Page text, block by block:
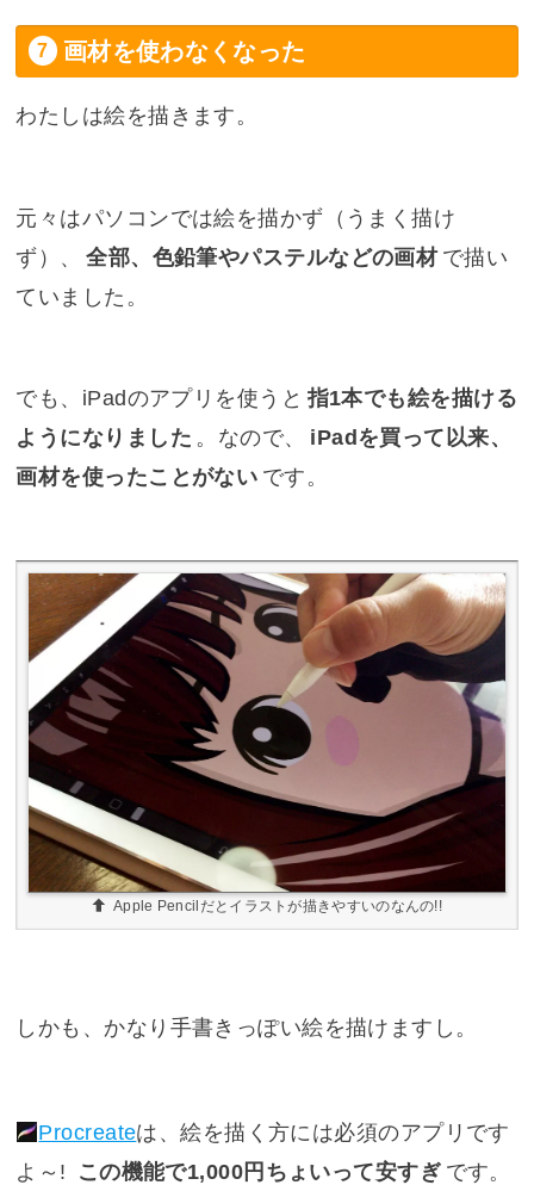
画材を使わなくなった
わたしは絵を描きます。
元々はパソコンでは絵を描かず（うまく描け
ず）、
全部、色鉛筆やパステルなどの画材 で描い
ていました。
でも、iPadのアプリを使うと 指1本でも絵を描ける
ようになりました 。なので、
iPadを買って以来、
画材を使ったことがない です。
Apple Pencilだとイラストが描きやすいのなんの!!
しかも、かなり手書きっぽい絵を描けますし。
Procreateは、絵を描く方には必須のアプリです
よ～!
この機能で1,000円ちょいって安すぎ です。